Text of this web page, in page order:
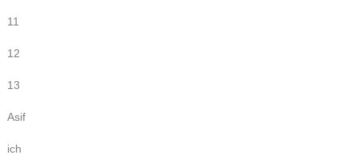
11
12
13
Asif
ich